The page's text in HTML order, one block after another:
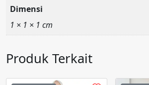
Dimensi
1 × 1 × 1 cm
Produk Terkait